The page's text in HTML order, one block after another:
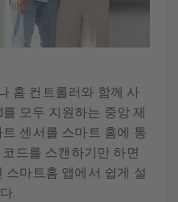
홈 컨트롤러와 함께 사
모두 지원하는 중앙 제
센서를 스마트 홈에 통
드를 스캔하기만 하면
스마트홈 앱에서 쉽게 설
.